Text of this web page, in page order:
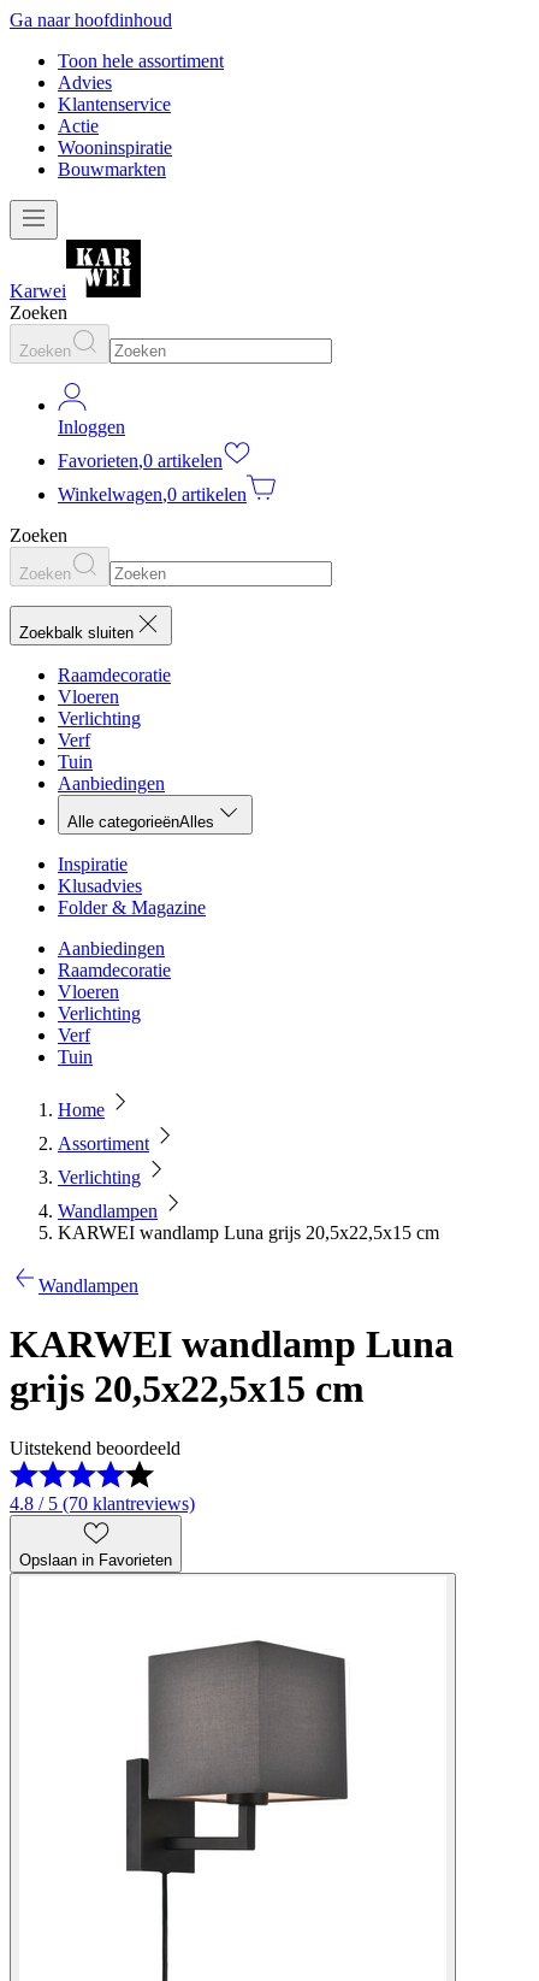
Ga naar hoofdinhoud
Toon hele assortiment
Advies
Klantenservice
Actie
Wooninspiratie
Bouwmarkten
Karwei
Zoeken
Zoeken
Inloggen
Favorieten,0 artikelen
Winkelwagen,0 artikelen
Zoeken
Zoeken
Zoekbalk sluiten
Raamdecoratie
Vloeren
Verlichting
Verf
Tuin
Aanbiedingen
Alle categorieënAlles
Inspiratie
Klusadvies
Folder & Magazine
Aanbiedingen
Raamdecoratie
Vloeren
Verlichting
Verf
Tuin
Home
Assortiment
Verlichting
Wandlampen
KARWEI wandlamp Luna grijs 20,5x22,5x15 cm
Wandlampen
KARWEI wandlamp Luna
grijs 20,5x22,5x15 cm
Uitstekend beoordeeld
4.8 / 5 (70 klantreviews)
Opslaan in Favorieten